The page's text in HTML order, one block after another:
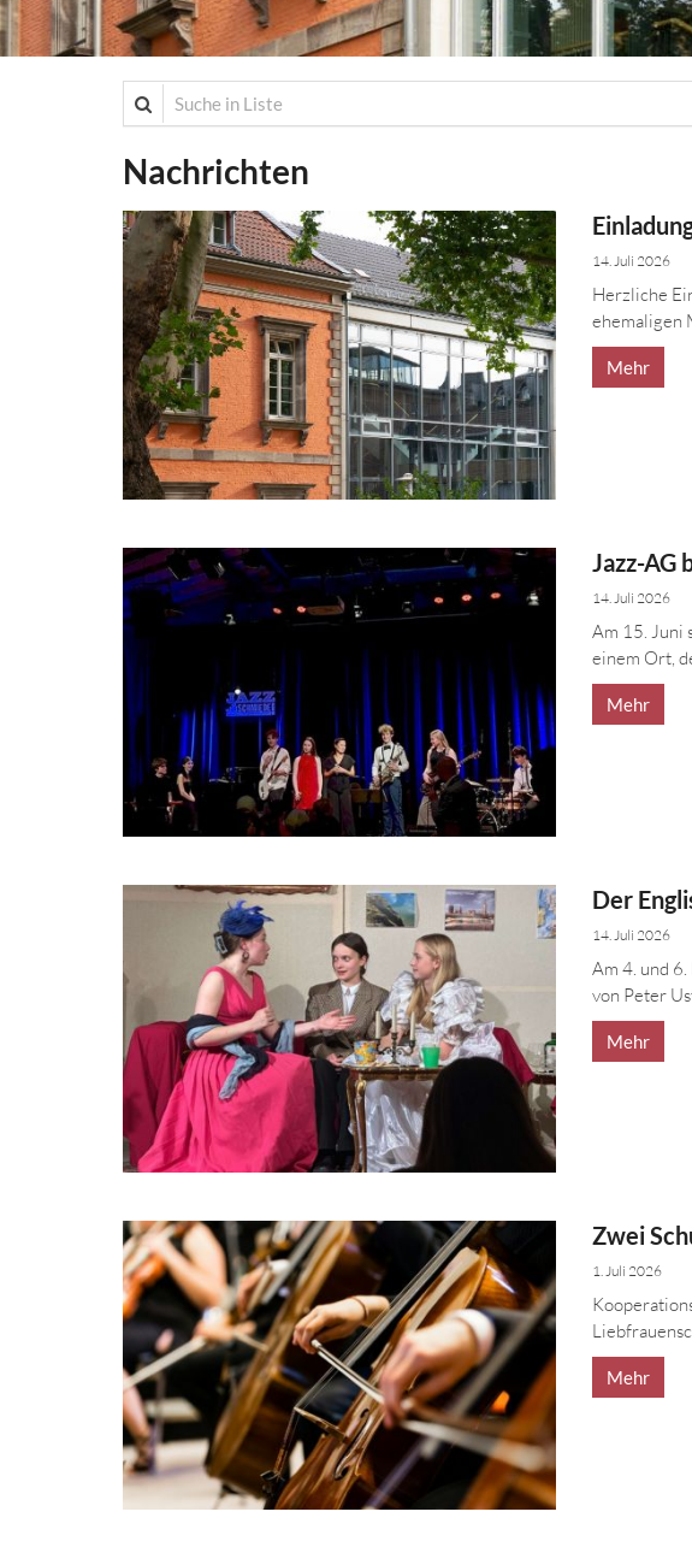
Suche in Liste
Nachrichten
14. Juli 2026
Herzliche
ehemaligen
Mehr
Jazz-AG
14. Juli 2026
Am 15. Juni
einem Ort,
Mehr
Der
14. Juli 2026
Am 4. und
von Peter
Mehr
Zwei
1. Juli 2026
Mehr